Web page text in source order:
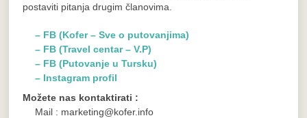
postaviti pitanja drugim članovima.
– FB (Kofer – Sve o putovanjima)
– FB (Travel centar – V.P)
– FB (Putovanje u Tursku)
– Instagram profil
Možete nas kontaktirati :
Mail : marketing@kofer.info